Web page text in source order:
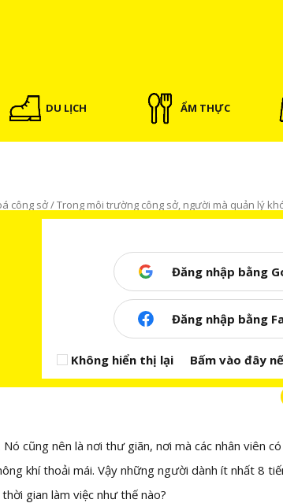
DU LỊCH ẨM THỰC
công sở/Trong môi trường công sở, người mà quản lý
người mà quản lý khó có thể
cũng nên là nơi thư giãn, nơi mà các nhân viên
khí thoải mái. Vậy những người dành ít nhất 8
gian làm việc như thế nào?
Đăng nhập bằng
Đăng nhập bằng
Không hiển thị lại Bấm vào đây